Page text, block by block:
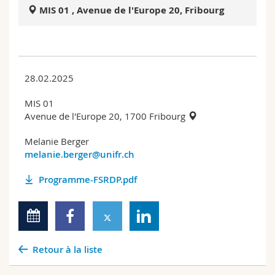
Sciences et médecine
Collaborateurs
Webmail
MyUnifr
MIS 01 , Avenue de l'Europe 20, Fribourg
28.02.2025
MIS 01
Avenue de l'Europe 20, 1700 Fribourg
Melanie Berger
melanie.berger@unifr.ch
Programme-FSRDP.pdf
Retour à la liste